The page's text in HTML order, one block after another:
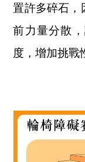
置許多碎石，
前力量分散
度，增加挑戰